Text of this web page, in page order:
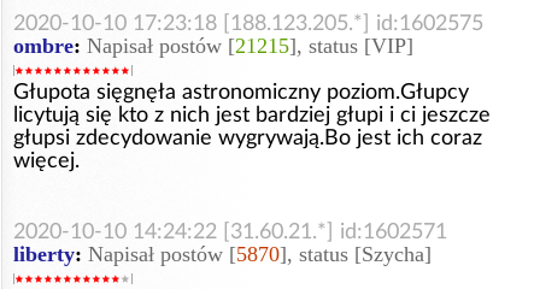
2020-10-10 17:23:18 [188.123.205.*] id:1602575
ombre: Napisał postów [21215], status [VIP]
Głupota sięgnęła astronomiczny poziom.Głupcy
licytują się kto z nich jest bardziej głupi i ci jeszcze
głupsi zdecydowanie wygrywają.Bo jest ich coraz
więcej.
2020-10-10 14:24:22 [31.60.21.*] id:1602571
liberty: Napisał postów [5870], status [Szycha]